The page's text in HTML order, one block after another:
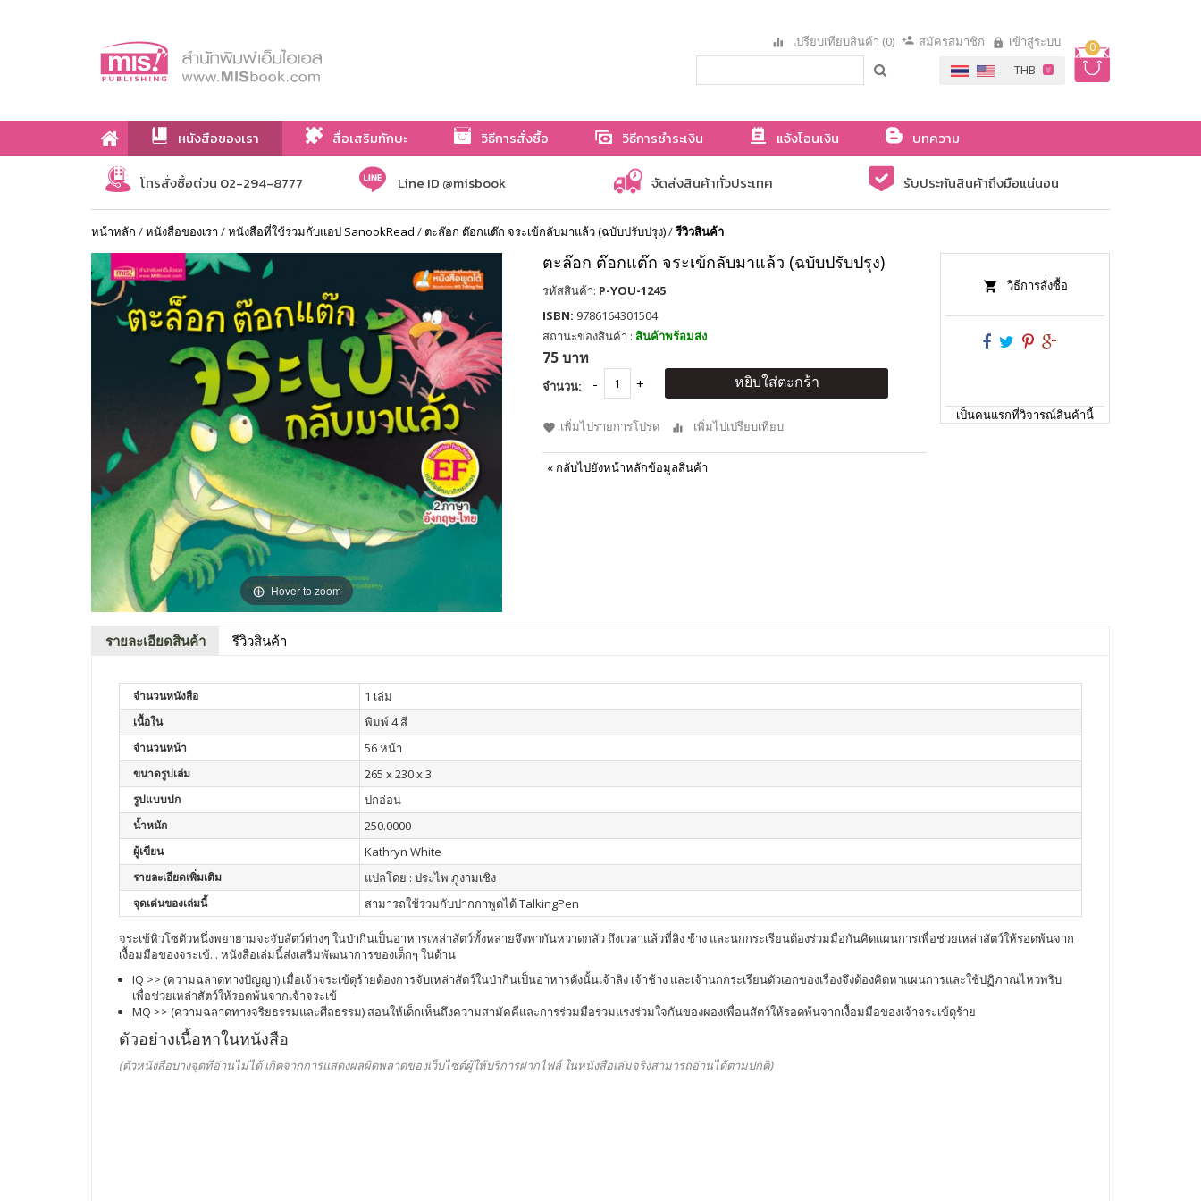
0
เปรียบเทียบสินค้า (0) สมัครสมาชิก เข้าสู่ระบบ
หนังสือของเรา สื่อเสริมทักษะ วิธีการสั่งซื้อ วิธีการชำระเงิน แจ้งโอนเงิน
บทความ
เกี่ยวกับเรา
โทรสั่งซื้อด่วน 02-294-8777 Line ID @misbook จัดส่งสินค้าทั่วประเทศ รับประกันสินค้าถึงมือแน่นอน
หน้าหลัก /หนังสือของเรา /หนังสือที่ใช้ร่วมกับแอป SanookRead / ตะล๊อก ต๊อกแต๊ก จระเข้กลับมาแล้ว (ฉบับปรับปรุง)/รีวิวสินค้า
Hover to zoom
ตะล๊อก ต๊อกแต๊ก จระเข้กลับมาแล้ว (ฉบับปรับปรุง)
รหัสสินค้า: P-YOU-1245
ISBN: 9786164301504
สถานะของสินค้า : สินค้าพร้อมส่ง
75 บาท
จำนวน: หยิบใส่ตะกร้า
เพิ่มไปรายการโปรด เพิ่มไปเปรียบเทียบ
« กลับไปยังหน้าหลักข้อมูลสินค้า
วิธีการสั่งซื้อ
เป็นคนแรกที่วิจารณ์สินค้านี้
รายละเอียดสินค้า รีวิวสินค้า
จำนวนหนังสือ 1 เล่ม
เนื้อใน พิมพ์ 4 สี
จำนวนหน้า 56 หน้า
ขนาดรูปเล่ม 265 x 230 x 3
รูปแบบปก ปกอ่อน
น้ำหนัก 250.0000
ผู้เขียน Kathryn White
รายละเอียดเพิ่มเติม แปลโดย : ประไพ ภูงามเชิง
จุดเด่นของเล่มนี้ สามารถใช้ร่วมกับปากกาพูดได้ TalkingPen
จระเข้หิวโซตัวหนึ่งพยายามจะจับสัตว์ต่างๆ ในป่ากินเป็นอาหารเหล่าสัตว์ทั้งหลายจึงพากันหวาดกลัว ถึงเวลาแล้วที่ลิง ช้าง และนกกระเรียนต้องร่วมมือกันคิดแผนการเพื่อช่วยเหล่าสัตว์ให้รอดพ้นจาก
เงื้อมมือของจระเข้... หนังสือเล่มนี้ส่งเสริมพัฒนาการของเด็กๆ ในด้าน
IQ >> (ความฉลาดทางปัญญา) เมื่อเจ้าจระเข้ดุร้ายต้องการจับเหล่าสัตว์ในป่ากินเป็นอาหารดังนั้นเจ้าลิง เจ้าช้าง และเจ้านกกระเรียนตัวเอกของเรื่องจึงต้องคิดหาแผนการและใช้ปฏิภาณไหวพริบ
เพื่อช่วยเหล่าสัตว์ให้รอดพ้นจากเจ้าจระเข้
MQ >> (ความฉลาดทางจริยธรรมและศีลธรรม) สอนให้เด็กเห็นถึงความสามัคคีและการร่วมมือร่วมแรงร่วมใจกันของผองเพื่อนสัตว์ให้รอดพ้นจากเงื้อมมือของเจ้าจระเข้ดุร้าย
ตัวอย่างเนื้อหาในหนังสือ
(ตัวหนังสือบางจุดที่อ่านไม่ได้ เกิดจากการแสดงผลผิดพลาดของเว็บไซต์ผู้ให้บริการฝากไฟล์ ในหนังสือเล่มจริงสามารถอ่านได้ตามปกติ)